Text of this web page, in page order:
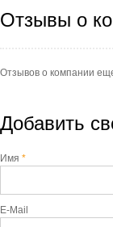
Отзывы о
Отзывов о компании
Добавить
Имя *
E-Mail